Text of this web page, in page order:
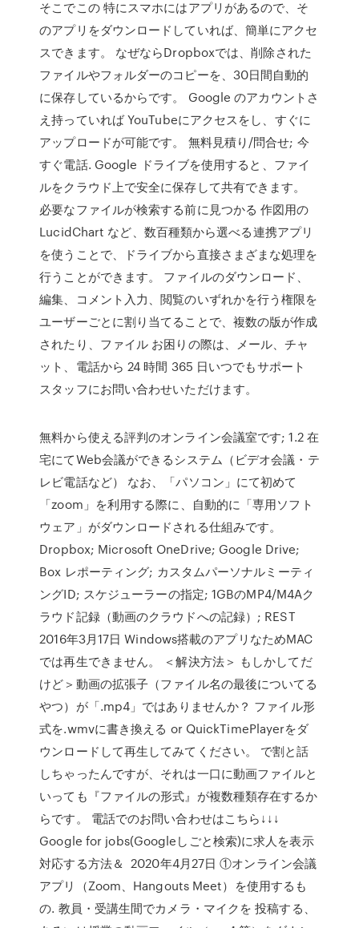
そこでこの 特にスマホにはアプリがあるので、そ
のアプリをダウンロードしていれば、簡単にアクセ
スできます。 なぜならDropboxでは、削除された
ファイルやフォルダーのコピーを、30日間自動的
に保存しているからです。 Google のアカウントさ
え持っていれば YouTubeにアクセスをし、すぐに
アップロードが可能です。 無料見積り/問合せ; 今
すぐ電話. Google ドライブを使用すると、ファイ
ルをクラウド上で安全に保存して共有できます。
必要なファイルが検索する前に見つかる 作図用の
LucidChart など、数百種類から選べる連携アプリ
を使うことで、ドライブから直接さまざまな処理を
行うことができます。 ファイルのダウンロード、
編集、コメント入力、閲覧のいずれかを行う権限を
ユーザーごとに割り当てることで、複数の版が作成
されたり、ファイル お困りの際は、メール、チャ
ット、電話から 24 時間 365 日いつでもサポート
スタッフにお問い合わせいただけます。
無料から使える評判のオンライン会議室です; 1.2 在
宅にてWeb会議ができるシステム（ビデオ会議・テ
レビ電話など） なお、「パソコン」にて初めて
「zoom」を利用する際に、自動的に「専用ソフト
ウェア」がダウンロードされる仕組みです。
Dropbox; Microsoft OneDrive; Google Drive;
Box レポーティング; カスタムパーソナルミーティ
ングID; スケジューラーの指定; 1GBのMP4/M4Aク
ラウド記録（動画のクラウドへの記録）; REST
2016年3月17日 Windows搭載のアプリなためMAC
では再生できません。 ＜解決方法＞ もしかしてだ
けど＞動画の拡張子（ファイル名の最後についてる
やつ）が「.mp4」ではありませんか？ ファイル形
式を.wmvに書き換える or QuickTimePlayerをダ
ウンロードして再生してみてください。 で割と話
しちゃったんですが、それは一口に動画ファイルと
いっても『ファイルの形式』が複数種類存在するか
らです。 電話でのお問い合わせはこちら↓↓↓
Google for jobs(Googleしごと検索)に求人を表示
対応する方法＆ 2020年4月27日 ①オンライン会議
アプリ（Zoom、Hangouts Meet）を使用するも
の. 教員・受講生間でカメラ・マイクを 投稿する、